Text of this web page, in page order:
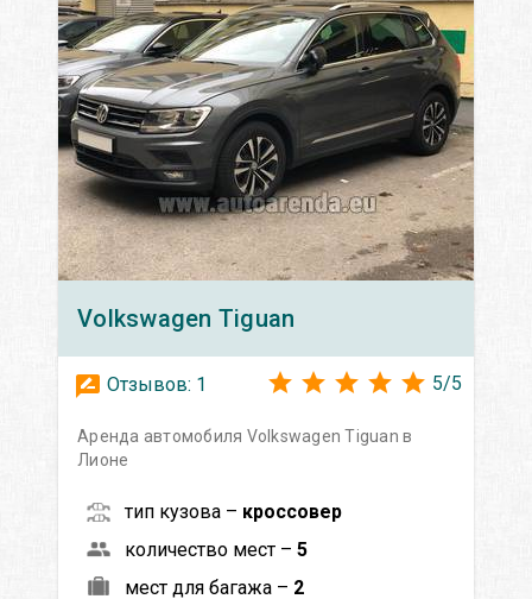
Volkswagen Tiguan
Отзывов: 1 5/5
Аренда автомобиля Volkswagen Tiguan в
Лионе
тип кузова – кроссовер
количество мест – 5
мест для багажа – 2